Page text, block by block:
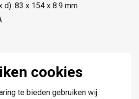
cookies
te bieden gebruiken wij
d): 83 x 154 x 8.9 mm
Waarde